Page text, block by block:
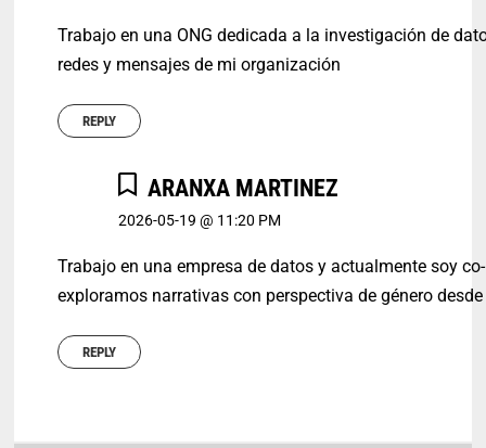
Trabajo en una ONG dedicada a la investigación de
redes y mensajes de mi organización
REPLY
ARANXA MARTINEZ
2026-05-19 @ 11:20 PM
Trabajo en una empresa de datos y actualmente soy
exploramos narrativas con perspectiva de género
REPLY